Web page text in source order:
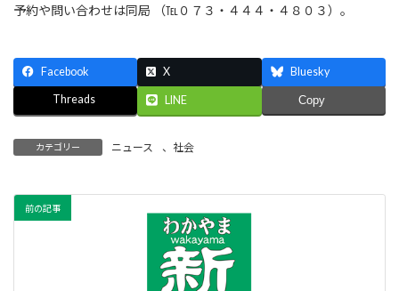
予約や問い合わせは同局 （℡０７３・４４４・４８０３）。
Facebook X Bluesky
Threads LINE Copy
カテゴリー ニュース 、 社会
前の記事